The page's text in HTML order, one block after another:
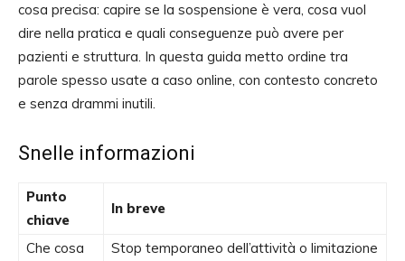
cosa precisa: capire se la sospensione è vera, cosa vuol
dire nella pratica e quali conseguenze può avere per
pazienti e struttura. In questa guida metto ordine tra
parole spesso usate a caso online, con contesto concreto
e senza drammi inutili.
Snelle informazioni
Punto
chiave
In breve
Che cosa
Stop temporaneo dell’attività o limitazione